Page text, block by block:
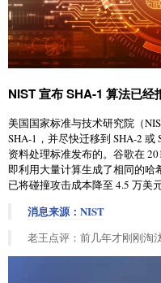
NIST 宣布 SHA-1 算法已经
美国国家标准与技术研究院（
SHA-1，并尽快迁移到 SHA-2
资料处理标准发布的。谷歌在
即利用大量计算生成了相同的哈
已将碰撞攻击成本降至 4.5 万美元
消息来源：NIST
老王点评：前几年才刚刚淘